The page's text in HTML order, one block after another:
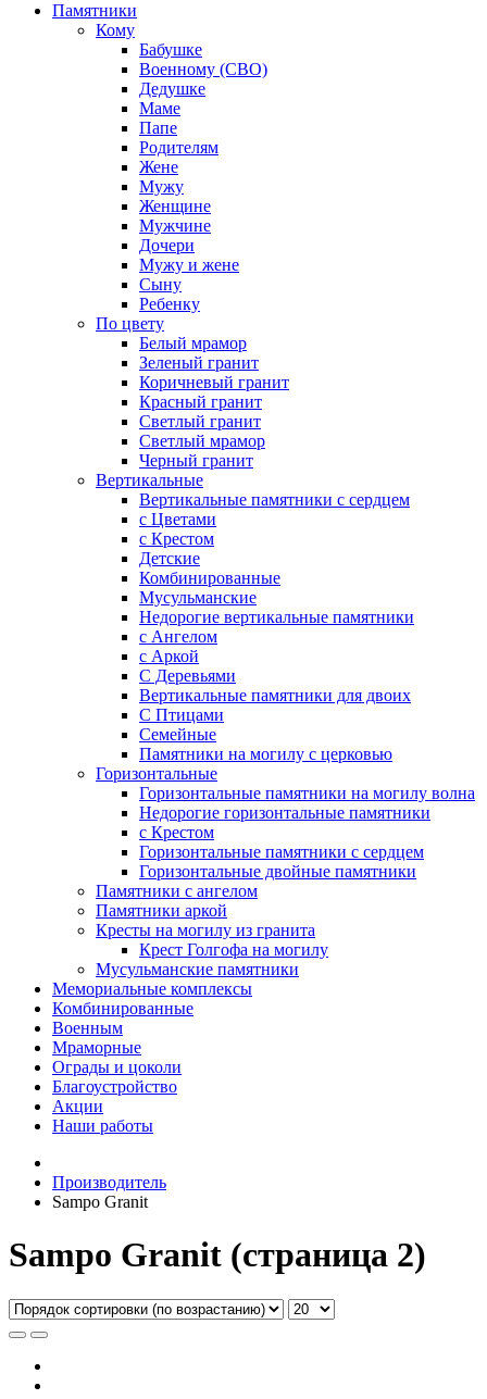
Памятники
Кому
Бабушке
Военному (СВО)
Дедушке
Маме
Папе
Родителям
Жене
Мужу
Женщине
Мужчине
Дочери
Мужу и жене
Сыну
Ребенку
По цвету
Белый мрамор
Зеленый гранит
Коричневый гранит
Красный гранит
Светлый гранит
Светлый мрамор
Черный гранит
Вертикальные
Вертикальные памятники с сердцем
с Цветами
c Крестом
Детские
Комбинированные
Мусульманские
Недорогие вертикальные памятники
с Ангелом
с Аркой
С Деревьями
Вертикальные памятники для двоих
С Птицами
Семейные
Памятники на могилу с церковью
Горизонтальные
Горизонтальные памятники на могилу волна
Недорогие горизонтальные памятники
с Крестом
Горизонтальные памятники с сердцем
Горизонтальные двойные памятники
Памятники с ангелом
Памятники аркой
Кресты на могилу из гранита
Крест Голгофа на могилу
Мусульманские памятники
Мемориальные комплексы
Комбинированные
Военным
Мраморные
Ограды и цоколи
Благоустройство
Акции
Наши работы
Производитель
Sampo Granit
Sampo Granit (страница 2)